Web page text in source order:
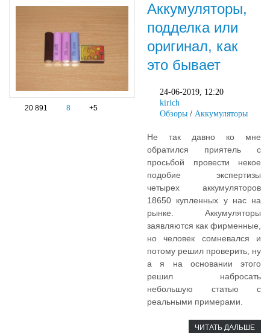
20 891 8 +5
Аккумуляторы,
подделка или
оригинал, как
это бывает
24-06-2019, 12:20
kirich
Обзоры / Аккумуляторы
Не так давно ко мне
обратился приятель с
просьбой провести некое
подобие экспертизы
четырех аккумуляторов
18650 купленных у нас на
рынке. Аккумуляторы
заявляются как фирменные,
но человек сомневался и
потому решил проверить, ну
а я на основании этого
решил набросать
небольшую статью с
реальными примерами.
ЧИТАТЬ ДАЛЬШЕ